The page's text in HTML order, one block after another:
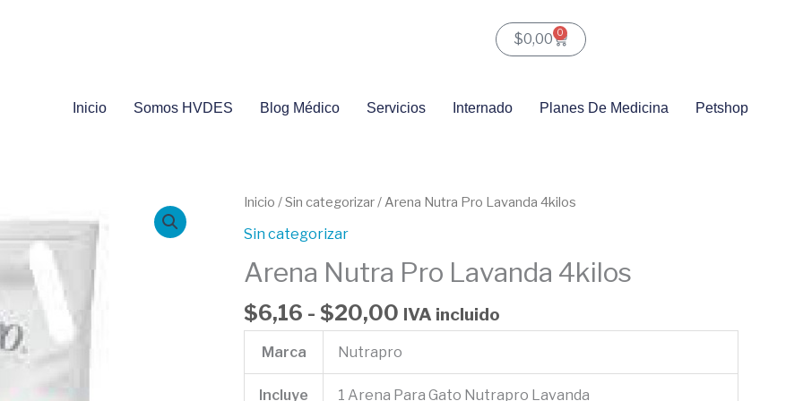
$0,00 0
Carrito
Inicio Somos HVDES Blog Médico Servicios Internado Planes De Medicina Petshop
Inicio /Sin categorizar/ Arena Nutra Pro Lavanda 4kilos
Sin categorizar
Arena Nutra Pro Lavanda 4kilos
$6,16 - $20,00
Rango
desde
hasta
$20,00
IVA incluido
Marca Nutrapro
Incluye 1 Arena Para Gato Nutrapro Lavanda
Arena
Nutra
Lavanda
cantidad